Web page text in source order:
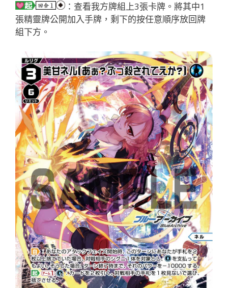
：查看我方牌組上3張卡牌。將其中1
張精靈牌公開加入手牌，剩下的按任意順序放回牌
組下方。